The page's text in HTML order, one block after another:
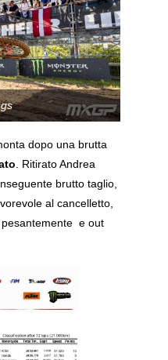
dopo una brutta
. Ritirato Andrea
brutto taglio,
al cancelletto,
e out